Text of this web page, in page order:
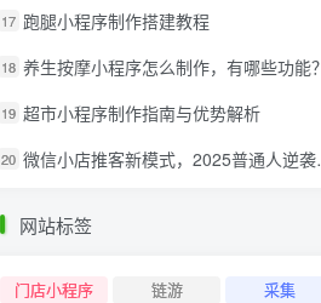
17 跑腿小程序制作搭建教程
18 养生按摩小程序怎么制作，有哪些功能？
19 超市小程序制作指南与优势解析
20 微信小店推客新模式，2025普通人逆袭的亿级财富新风口
网站标签
门店小程序 链游
采集